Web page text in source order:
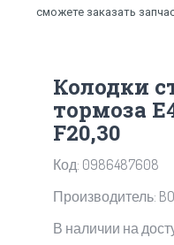
сможете заказать
Колодки
тормоза
F20,30
Код: 0986487608
Производитель:
В наличии на